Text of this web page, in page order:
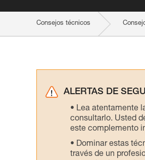
Consejos técnicos
ALERTAS DE
Lea atentamente
consultarlo. Usted
este complemento
Dominar estas
través de un